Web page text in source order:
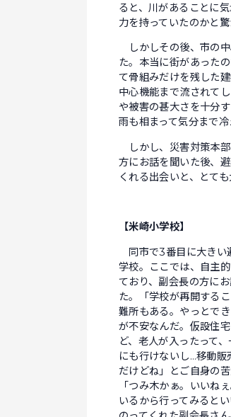
ると、川があることに
力を持っていたのかと驚
しかしその後、市の
た。本当に街があった
て骨組みだけを残した
中心機能まで流されて
や被害の甚大さを十分
雨も相まって気分まで冷
しかし、災害対策本
方にお話を聞いた後、
くれる出会いと、とて
【米崎小学校】
同市で3番目に大きい
学校。ここでは、自主
ており、副会長の方に
た。「学校が再開する
難所もある。やっとで
が不安なんだ。仮設住
ど、老人が入ったって
にも行けないし…移動
だけどね」とご自身の
「つみ木かぁ。いいね
いるから行ってみると